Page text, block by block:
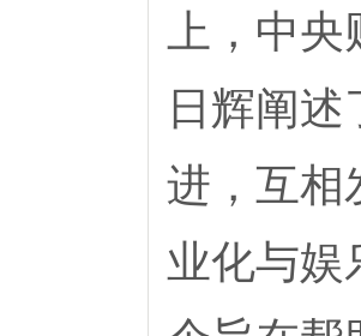
上，中
日辉阐
进，互相
业化与娱